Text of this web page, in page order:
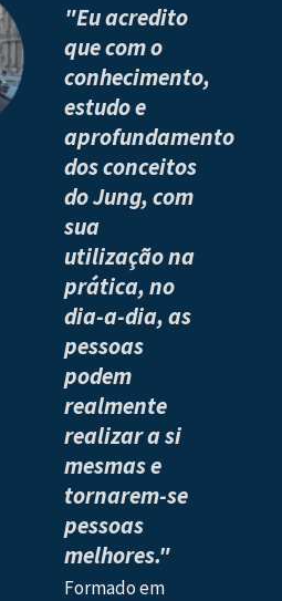
"Eu acredito
que com o
conhecimento,
estudo e
aprofundamento
dos conceitos
do Jung, com
sua
utilização na
prática, no
dia-a-dia, as
pessoas
podem
realmente
realizar a si
mesmas e
tornarem-se
pessoas
melhores."
Formado em